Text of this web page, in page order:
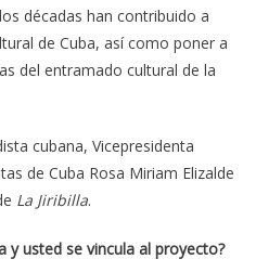
décadas han contribuido a
de Cuba, así como poner a
del entramado cultural de la
cubana, Vicepresidenta
de Cuba Rosa Miriam Elizalde
La Jiribilla.
y usted se vincula al proyecto?